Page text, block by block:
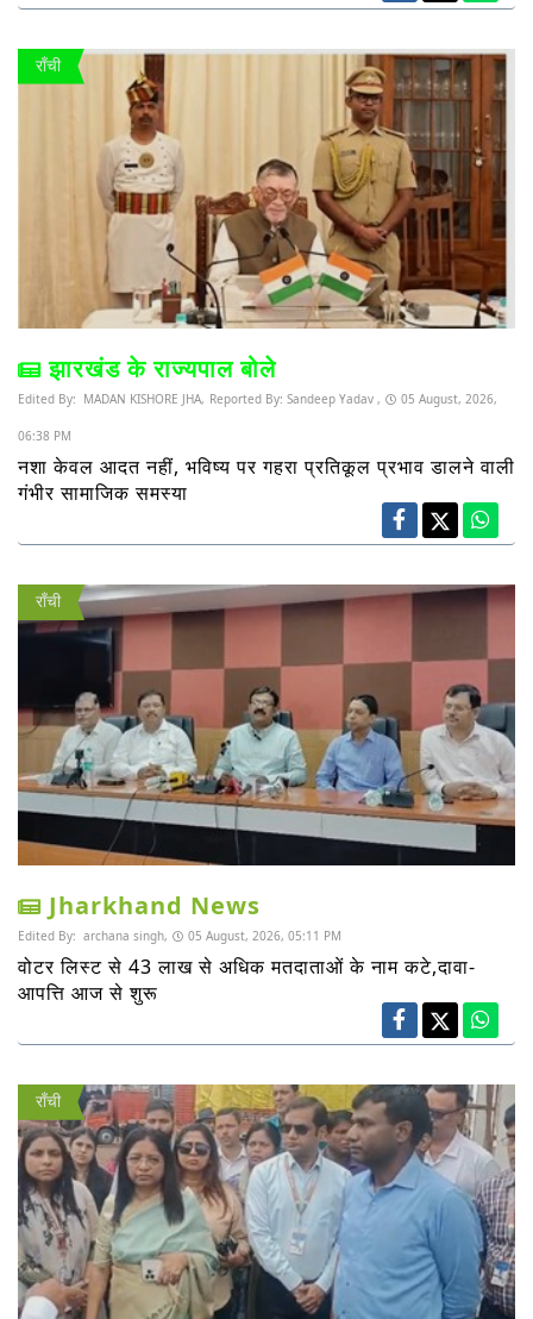
राँची
झारखंड के राज्यपाल बोले
Edited By: MADAN KISHORE JHA, Reported By: Sandeep Yadav , 05 August, 2026,
06:38 PM
नशा केवल आदत नहीं, भविष्य पर गहरा प्रतिकूल प्रभाव डालने वाली
गंभीर सामाजिक समस्या
राँची
Jharkhand News
Edited By: archana singh, 05 August, 2026, 05:11 PM
वोटर लिस्ट से 43 लाख से अधिक मतदाताओं के नाम कटे,दावा-
आपत्ति आज से शुरू
राँची